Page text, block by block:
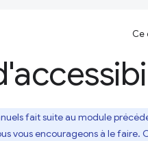
Ce
fait suite au module
vous encourageons à le